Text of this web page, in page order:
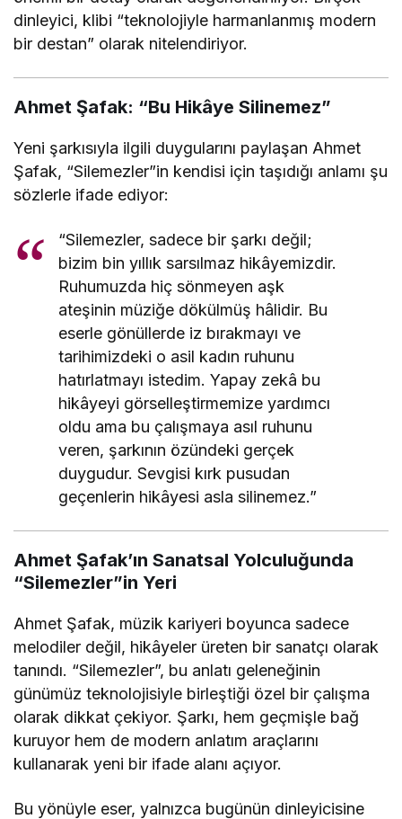
dinleyici, klibi “teknolojiyle harmanlanmış modern
bir destan” olarak nitelendiriyor.
Ahmet Şafak: “Bu Hikâye Silinemez”
Yeni şarkısıyla ilgili duygularını paylaşan Ahmet
Şafak, “Silemezler”in kendisi için taşıdığı anlamı şu
sözlerle ifade ediyor:
“Silemezler, sadece bir şarkı değil;
bizim bin yıllık sarsılmaz hikâyemizdir.
Ruhumuzda hiç sönmeyen aşk
ateşinin müziğe dökülmüş hâlidir. Bu
eserle gönüllerde iz bırakmayı ve
tarihimizdeki o asil kadın ruhunu
hatırlatmayı istedim. Yapay zekâ bu
hikâyeyi görselleştirmemize yardımcı
oldu ama bu çalışmaya asıl ruhunu
veren, şarkının özündeki gerçek
duygudur. Sevgisi kırk pusudan
geçenlerin hikâyesi asla silinemez.”
Ahmet Şafak’ın Sanatsal Yolculuğunda
“Silemezler”in Yeri
Ahmet Şafak, müzik kariyeri boyunca sadece
melodiler değil, hikâyeler üreten bir sanatçı olarak
tanındı. “Silemezler”, bu anlatı geleneğinin
günümüz teknolojisiyle birleştiği özel bir çalışma
olarak dikkat çekiyor. Şarkı, hem geçmişle bağ
kuruyor hem de modern anlatım araçlarını
kullanarak yeni bir ifade alanı açıyor.
Bu yönüyle eser, yalnızca bugünün dinleyicisine